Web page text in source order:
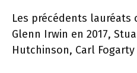
Les précédents
Glenn Irwin en 2017,
Hutchinson, Carl